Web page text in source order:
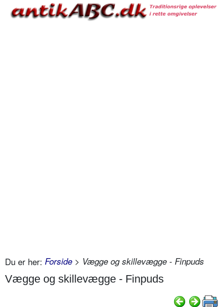
Du er her: Forside > Vægge og skillevægge - Finpuds
Vægge og skillevægge - Finpuds